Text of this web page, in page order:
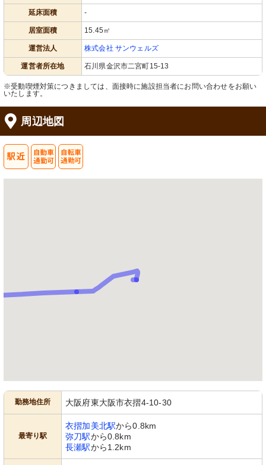
延床面積 -
居室面積 15.45㎡
運営法人 株式会社 サンウェルズ
運営者所在地 石川県金沢市二宮町15-13
※受動喫煙対策につきましては、面接時に施設担当者にお問い合わせをお願い
いたします。
周辺地図
勤務地住所 大阪府東大阪市衣摺4-10-30
最寄り駅
衣摺加美北駅から0.8km
弥刀駅から0.8km
長瀬駅から1.2km